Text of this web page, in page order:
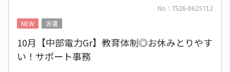
No：TS26-0625712
NEW
派遣
10月【中部電力Gr】教育体制◎お休みとりやす
い！サポート事務